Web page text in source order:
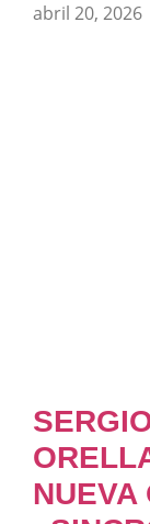
abril 20, 2026
NUEVA